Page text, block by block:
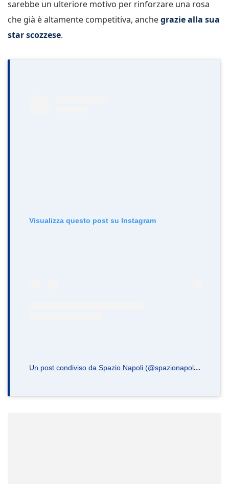
sarebbe un ulteriore motivo per rinforzare una rosa
che già è altamente competitiva, anchegrazie alla sua
star scozzese.
Visualizza questo post su Instagram
U
n post condiviso da Spazio Napoli (@spazionapoli.it)